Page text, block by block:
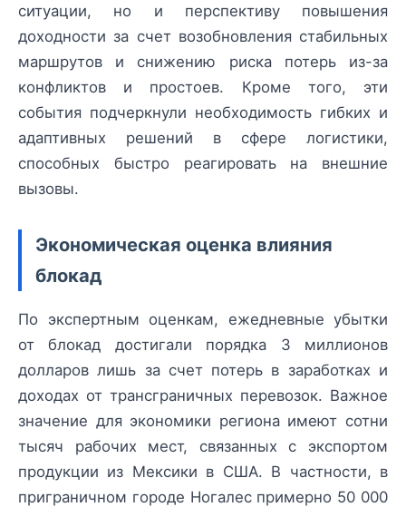
ситуации, но и перспективу повышения
доходности за счет возобновления стабильных
маршрутов и снижению риска потерь из-за
конфликтов и простоев. Кроме того, эти
события подчеркнули необходимость гибких и
адаптивных решений в сфере логистики,
способных быстро реагировать на внешние
вызовы.
Экономическая оценка влияния
блокад
По экспертным оценкам, ежедневные убытки
от блокад достигали порядка 3 миллионов
долларов лишь за счет потерь в заработках и
доходах от трансграничных перевозок. Важное
значение для экономики региона имеют сотни
тысяч рабочих мест, связанных с экспортом
продукции из Мексики в США. В частности, в
приграничном городе Ногалес примерно 50 000